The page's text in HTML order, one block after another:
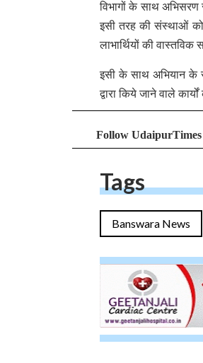
विभागों के साथ
इसी तरह की संस्थाओं को
लाभार्थियों की वास्तविक
इसी के साथ अभियान के
द्वारा किये जाने वाले
Follow UdaipurTimes
Tags
Banswara News